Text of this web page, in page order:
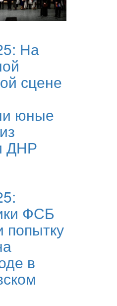
На
сцене
юные
ДНР
ФСБ
попытку
в